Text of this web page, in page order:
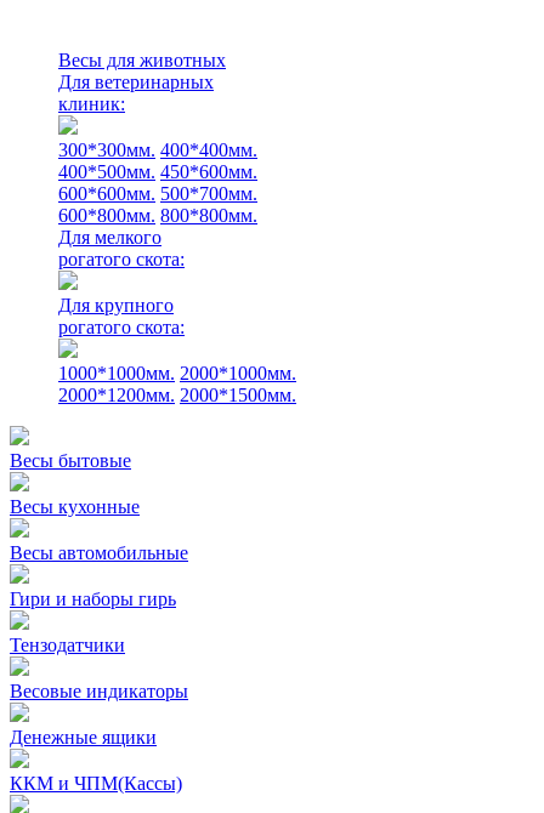
Весы для животных
Для ветеринарных
клиник:
300*300мм. 400*400мм.
400*500мм. 450*600мм.
600*600мм. 500*700мм.
600*800мм. 800*800мм.
Для мелкого
рогатого скота:
Для крупного
рогатого скота:
1000*1000мм. 2000*1000мм.
2000*1200мм. 2000*1500мм.
Весы бытовые
Весы кухонные
Весы автомобильные
Гири и наборы гирь
Тензодатчики
Весовые индикаторы
Денежные ящики
ККМ и ЧПМ(Кассы)